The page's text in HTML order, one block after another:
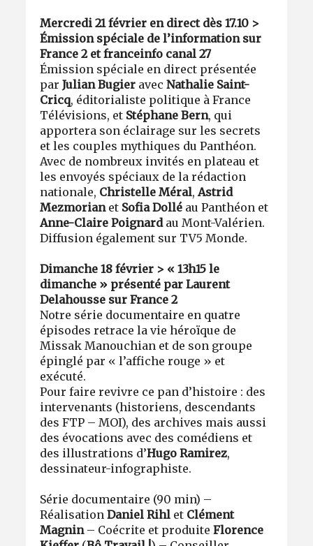
Mercredi 21 février en direct dès 17.10 >
Émission spéciale de l’information sur
France 2 et franceinfo canal 27
Émission spéciale en direct présentée
par Julian Bugier avecNathalie Saint-
Cricq, éditorialiste politique à France
Télévisions, et Stéphane Bern, qui
apportera son éclairage sur les secrets
et les couples mythiques du Panthéon.
Avec de nombreux invités en plateau et
les envoyés spéciaux de la rédaction
nationale, Christelle Méral, Astrid
Mezmorianet Sofia Dollé au Panthéon et
Anne-Claire Poignardau Mont-Valérien.
Diffusion également sur TV5 Monde.
Dimanche 18 février > «13h15 le
dimanche » présenté par Laurent
Delahousse sur France 2
Notre série documentaire en quatre
épisodes retrace la vie héroïque de
Missak Manouchian et de son groupe
épinglé par « l’affiche rouge » et
exécuté.
Pour faire revivre ce pan d’histoire : des
intervenants (historiens, descendants
des FTP – MOI), des archives mais aussi
des évocations avec des comédiens et
des illustrations d’Hugo Ramirez,
dessinateur-infographiste.
Série documentaire (90 min) –
RéalisationDaniel Rihl et Clément
Magnin– Coécrite et produiteFlorence